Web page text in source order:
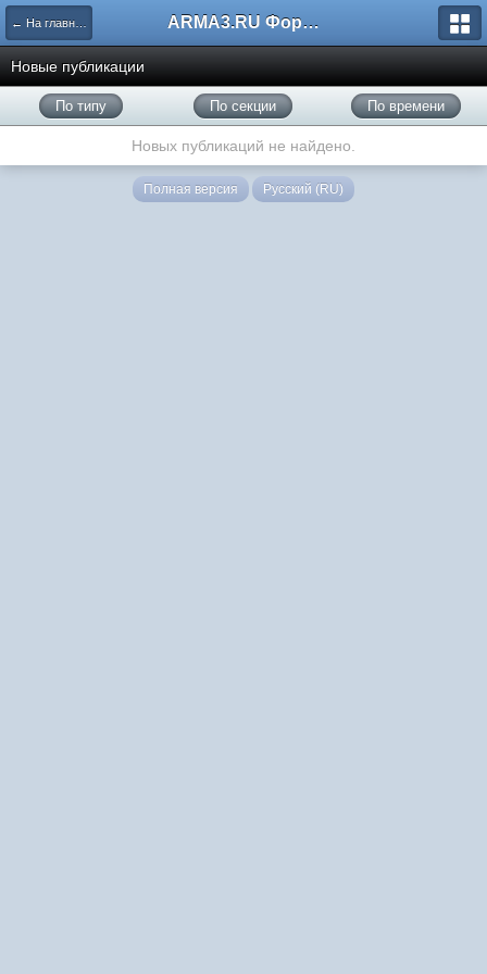
← На главную ARMA3.RU Форум
Новые публикации
По типу По секции По времени
Новых публикаций не найдено.
Полная версия Русский (RU)